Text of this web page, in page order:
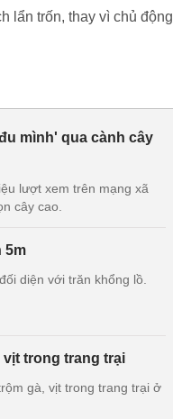
lẩn trốn, thay vì chủ động
mình' qua cành cây
lượt xem trên mạng xã
cây cao.
5m
diện với trăn khổng lồ.
vịt trong trang trại
gà, vịt trong trang trại ở